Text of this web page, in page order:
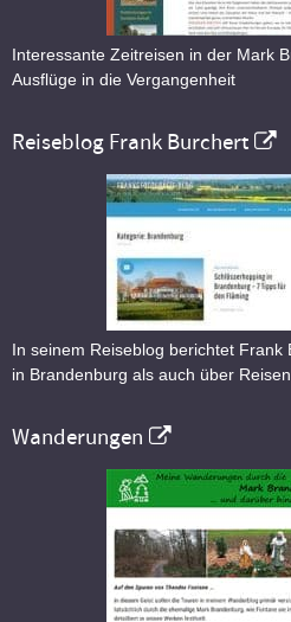
Interessante Zeitreisen in der Mark
Ausflüge in die Vergangenheit
Reiseblog Frank Burchert
In seinem Reiseblog berichtet Frank
in Brandenburg als auch über
Wanderungen